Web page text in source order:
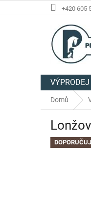
na
+420 605
VÝPRODEJ
Domů